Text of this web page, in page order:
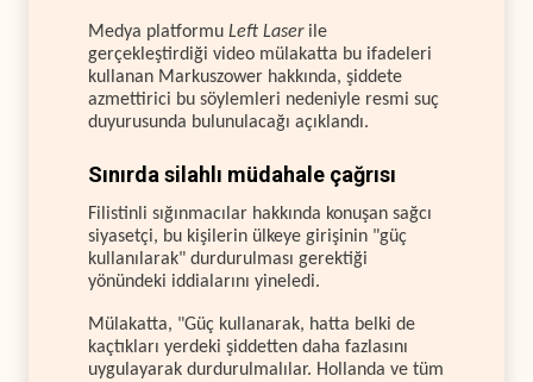
Medya platformu Left Laserile
gerçekleştirdiği video mülakatta bu ifadeleri
kullanan Markuszower hakkında, şiddete
azmettirici bu söylemleri nedeniyle resmi suç
duyurusunda bulunulacağı açıklandı.
Sınırda silahlı müdahale çağrısı
Filistinli sığınmacılar hakkında konuşan sağcı
siyasetçi, bu kişilerin ülkeye girişinin "güç
kullanılarak" durdurulması gerektiği
yönündeki iddialarını yineledi.
Mülakatta, "Güç kullanarak, hatta belki de
kaçtıkları yerdeki şiddetten daha fazlasını
uygulayarak durdurulmalılar. Hollanda ve tüm